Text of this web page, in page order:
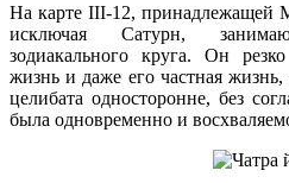
На карте III-12, принадлежащей
исключая Сатурн,
зодиакального круга. Он
жизнь и даже его частная
целибата односторонне, без
была одновременно и